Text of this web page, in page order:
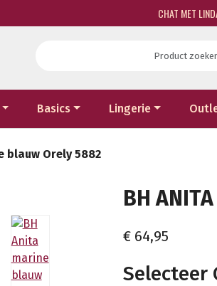
CHAT MET
Basics Lingerie
blauw Orely 5882
BH
€ 64,95
Selecteer